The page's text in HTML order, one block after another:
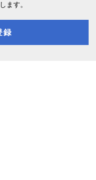
ます。
録